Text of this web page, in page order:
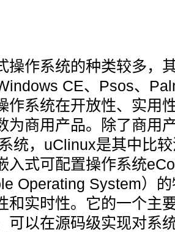
操作系统的种类较多，
CE、Psos、
作系统在开放性、实用
为商用产品。除了商用
统，uClinux是其中比
入式可配置操作系统
Operating System）
和实时性。它的一个主
可以在源码级实现对系